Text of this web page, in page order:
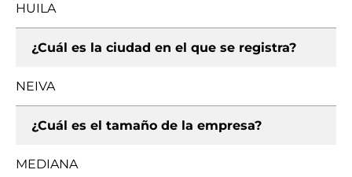
HUILA
¿Cuál es la ciudad en el que se registra?
NEIVA
¿Cuál es el tamaño de la empresa?
MEDIANA